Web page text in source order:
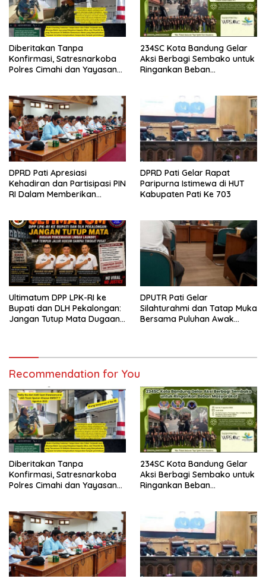
Diberitakan Tanpa
Konfirmasi, Satresnarkoba
Polres Cimahi dan Yayasan
234SC Kota Bandung Gelar
Aksi Berbagi Sembako untuk
Ringankan Beban
DPRD Pati Apresiasi
Kehadiran dan Partisipasi PIN
RI Dalam Memberikan
DPRD Pati Gelar Rapat
Paripurna Istimewa di HUT
Kabupaten Pati Ke 703
Ultimatum DPP LPK-RI ke
Bupati dan DLH Pekalongan:
Jangan Tutup Mata Dugaan
DPUTR Pati Gelar
Silahturahmi dan Tatap Muka
Bersama Puluhan Awak
Recommendation for You
Diberitakan Tanpa
Konfirmasi, Satresnarkoba
Polres Cimahi dan Yayasan
234SC Kota Bandung Gelar
Aksi Berbagi Sembako untuk
Ringankan Beban